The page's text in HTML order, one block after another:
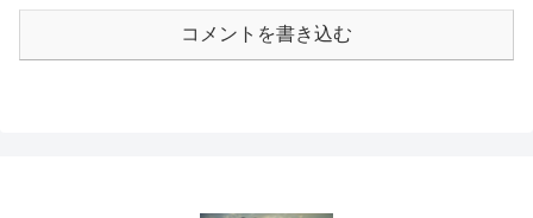
コメントを書き込む